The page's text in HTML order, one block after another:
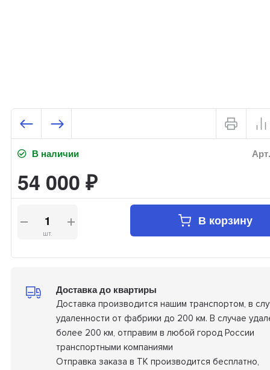
В наличии
54 000₽
шт.
В корзину
Доставка до квартиры
Доставка производится нашим транспортом, в
удаленности от фабрики до 200 км. В случае
более 200 км, отправим в любой город России
транспортными компаниями
Отправка заказа в ТК производится бесплатно,